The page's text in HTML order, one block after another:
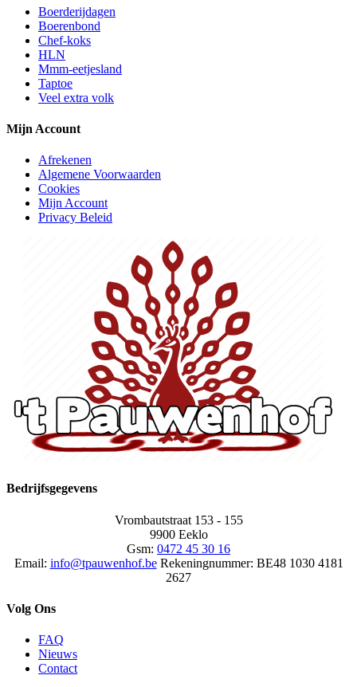
Boerderijdagen
Boerenbond
Chef-koks
HLN
Mmm-eetjesland
Taptoe
Veel extra volk
Mijn Account
Afrekenen
Algemene Voorwaarden
Cookies
Mijn Account
Privacy Beleid
Bedrijfsgegevens
Vrombautstraat 153 - 155
9900 Eeklo
Gsm: 0472 45 30 16
Email: info@tpauwenhof.beRekeningnummer: BE48 1030 4181
2627
Volg Ons
FAQ
Nieuws
Contact